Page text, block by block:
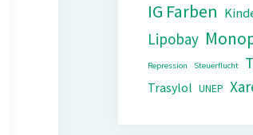
IG Farben
Lipobay
Repression Steuerflucht
Trasylol UNEP